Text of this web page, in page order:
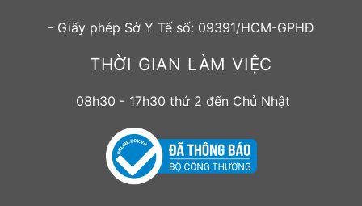
- Giấy phép Sở Y Tế số: 09391/HCM-GPHĐ
THỜI GIAN LÀM VIỆC
08h30 - 17h30 thứ 2 đến Chủ Nhật